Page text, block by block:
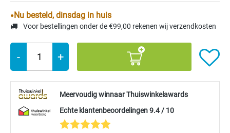
Nu besteld, dinsdag in huis
Voor bestellingen onder de €99,00 rekenen wij verzendkosten
- +
Meervoudig winnaar Thuiswinkelawards
Echte klantenbeoordelingen 9.4 / 10